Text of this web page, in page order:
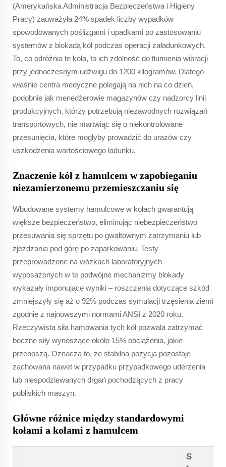
(Amerykańska Administracja Bezpieczeństwa i Higieny
Pracy) zauważyła 24% spadek liczby wypadków
spowodowanych poślizgami i upadkami po zastosowaniu
systemów z blokadą kół podczas operacji załadunkowych.
To, co odróżnia te koła, to ich zdolność do tłumienia wibracji
przy jednoczesnym udźwigu do 1200 kilogramów. Dlatego
właśnie centra medyczne polegają na nich na co dzień,
podobnie jak menedżerowie magazynów czy nadzorcy linii
produkcyjnych, którzy potrzebują niezawodnych rozwiązań
transportowych, nie martwiąc się o niekontrolowane
przesunięcia, które mogłyby prowadzić do urazów czy
uszkodzenia wartościowego ładunku.
Znaczenie kół z hamulcem w zapobieganiu
niezamierzonemu przemieszczaniu się
Wbudowane systemy hamulcowe w kołach gwarantują
większe bezpieczeństwo, eliminując niebezpieczeństwo
przesuwania się sprzętu po gwałtownym zatrzymaniu lub
zjeżdżania pod górę po zaparkowaniu. Testy
przeprowadzone na wózkach laboratoryjnych
wyposażonych w te podwójne mechanizmy blokady
wykazały imponujące wyniki – roszczenia dotyczące szkód
zmniejszyły się aż o 92% podczas symulacji trzęsienia ziemi
zgodnie z najnowszymi normami ANSI z 2020 roku.
Rzeczywista siła hamowania tych kół pozwala zatrzymać
boczne siły wynoszące około 15% obciążenia, jakie
przenoszą. Oznacza to, że stabilna pozycja pozostaje
zachowana nawet w przypadku przypadkowego uderzenia
lub niespodziewanych drgań pochodzących z pracy
pobliskich maszyn.
Główne różnice między standardowymi
kołami a kołami z hamulcem
S